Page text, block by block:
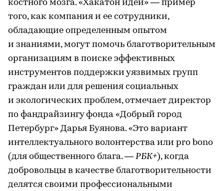
костного мозга. «Хакатон идей» — пример
того, как компания и ее сотрудники,
обладающие определенным опытом
и знаниями, могут помочь благотворительным
организациям в поиске эффективных
инструментов поддержки уязвимых групп
граждан или для решения социальных
и экологических проблем, отмечает директор
по фандрайзингу фонда «Добрый город
Петербург» Дарья Буянова. «Это вариант
интеллектуального волонтерства или pro bono
(для общественного блага. — РБК+), когда
добровольцы в качестве благотворительности
делятся своими профессиональными